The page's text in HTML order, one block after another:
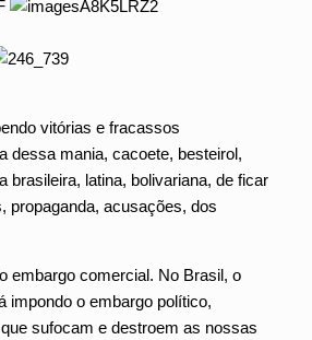
vitórias e fracassos
dessa mania, cacoete, besteirol,
brasileira, latina, bolivariana, de ficar
propaganda, acusações, dos
embargo comercial. No Brasil, o
impondo o embargo político,
sufocam e destroem as nossas